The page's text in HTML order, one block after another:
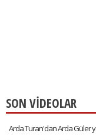
SON VİDEOLAR
Arda Turan'dan Arda Güler